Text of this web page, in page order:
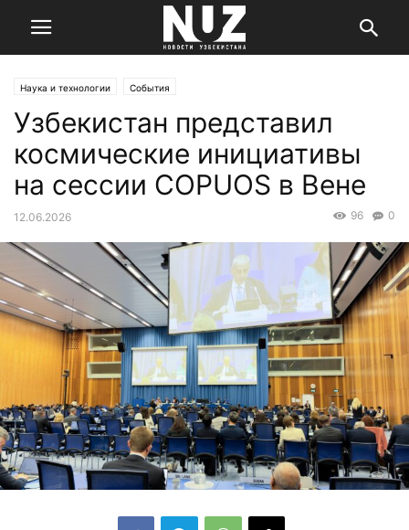
Наука и технологии События
Узбекистан представил
космические инициативы
на сессии COPUOS в Вене
12.06.2026 0
96